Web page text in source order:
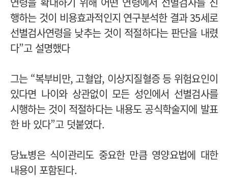
행하는 것이 비용효과적인지 연구분석한 결과 35세로
선별검사연령을 낮추는 것이 적절하다는 판단을 내렸
다”고 설명했다
그는 “복부비만, 고혈압, 이상지질혈증 등 위험요인이
있다면 나이와 상관없이 모든 성인에서 선별검사를
시행하는 것이 적절하다는 내용도 공식학술지에 발표
한 바 있다”고 덧붙였다.
당뇨병은 식이관리도 중요한 만큼 영양요법에 대한
내용이 포함된다.